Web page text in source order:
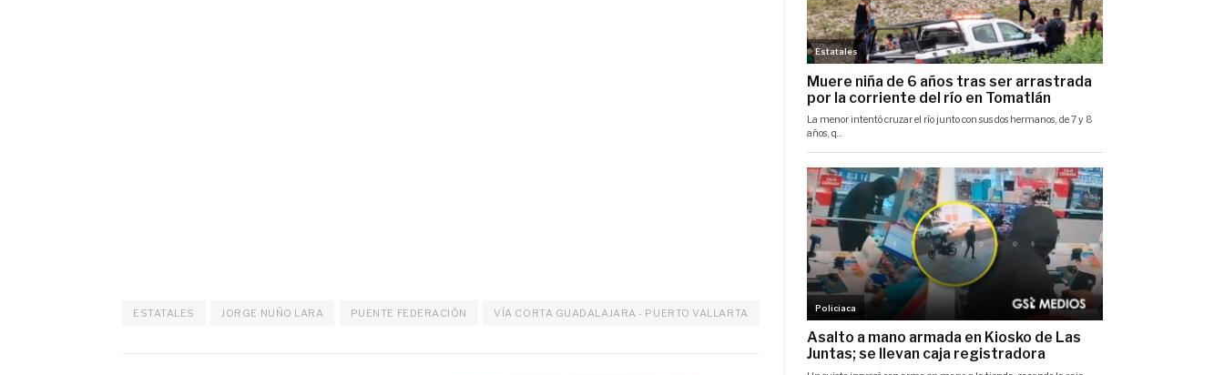
ESTATALES JORGE NUÑO LARA PUENTE FEDERACIÓN VÍA CORTA GUADALAJARA - PUERTO VALLARTA